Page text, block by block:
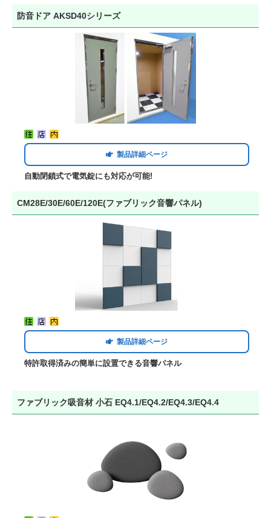
防音ドア AKSD40シリーズ
製品詳細ページ
自動閉鎖式で電気錠にも対応が可能!
CM28E/30E/60E/120E(ファブリック音響パネル)
製品詳細ページ
特許取得済みの簡単に設置できる音響パネル
ファブリック吸音材 小石 EQ4.1/EQ4.2/EQ4.3/EQ4.4